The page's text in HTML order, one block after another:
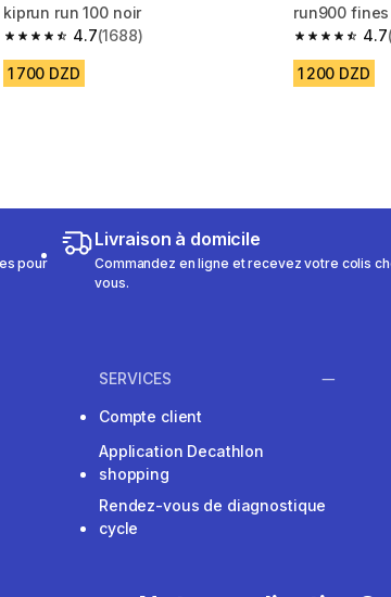
kiprun run 100 noir
4.7
4.7 out of 5 stars from 1688 reviews
(1688)
1 700 DZD
run900
4.7
4.7 out of 5
1 200 DZD
pour
Livraison à domicile
Commandez en ligne et recevez votre colis
vous.
SERVICES
Compte client
Application Decathlon
shopping
Rendez-vous de diagnostique
cycle